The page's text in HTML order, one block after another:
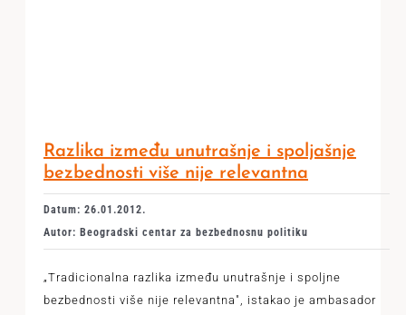
Razlika između unutrašnje i spoljašnje
bezbednosti više nije relevantna
Datum: 26.01.2012.
Autor: Beogradski centar za bezbednosnu politiku
„Tradicionalna razlika između unutrašnje i spoljne
bezbednosti više nije relevantna", istakao je ambasador